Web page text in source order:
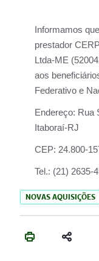
Informamos
prestador
Ltda-ME
aos
Federativo e
Endereço: Rua
Itaboraí-RJ
CEP: 24.800-
Tel.: (21) 2635-
NOVAS AQUISIÇÕES